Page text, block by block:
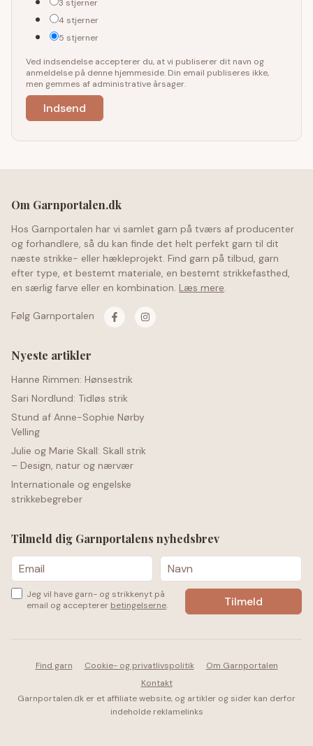
3 stjerner
4 stjerner
5 stjerner
Ved indsendelse accepterer du, at vi publiserer dit navn og
anmeldelse på denne hjemmeside. Din email publiseres ikke,
men gemmes af administrative årsager.
Om Garnportalen.dk
Hos Garnportalen har vi samlet garn på tværs af producenter
og forhandlere, så du kan finde det helt perfekt garn til dit
næste strikke- eller hækleprojekt. Find garn på tilbud, garn
efter type, et bestemt materiale, en bestemt strikkefasthed,
en særlig farve eller en kombination. Læs mere.
Følg Garnportalen
Nyeste artikler
Hanne Rimmen: Hønsestrik
Sari Nordlund: Tidløs strik
Stund af Anne-Sophie Nørby
Velling
Julie og Marie Skall: Skall strik
– Design, natur og nærvær
Internationale og engelske
strikkebegreber
Tilmeld dig Garnportalens nyhedsbrev
Jeg vil have garn- og strikkenyt på
email og accepterer betingelserne.
Find garn Cookie- og privatlivspolitik
Om Garnportalen
Kontakt
Garnportalen.dk er et affiliate website, og artikler og sider kan derfor
indeholde reklamelinks